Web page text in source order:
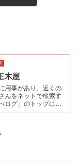
木屋
用事があり、近くの
んをネットで検索す
ログ」のトップに
がヒットした。千葉
たところにありま